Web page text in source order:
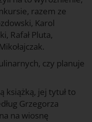
razem ze
Karol
Rafał Pluta,
czy planuje
książką, jej tytuł to
Grzegorza
na wiosnę